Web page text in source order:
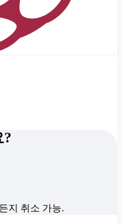
?
지 취소 가능.